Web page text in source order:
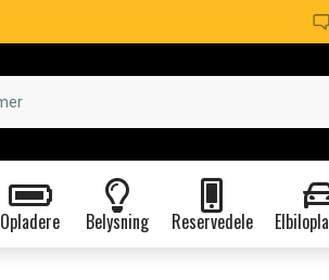
Opladere Belysning Reservedele